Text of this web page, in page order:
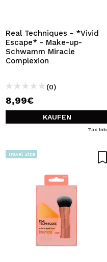
Real Techniques - *Vivid
Escape* - Make-up-
Schwamm Miracle
Complexion
(0)
8,99€
KAUFEN
Tax Inb.
Travel Size